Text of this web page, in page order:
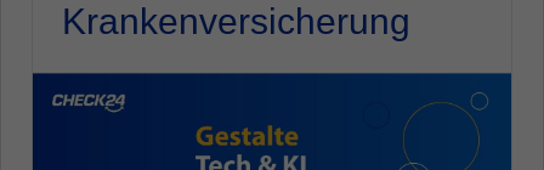
Krankenversicherung